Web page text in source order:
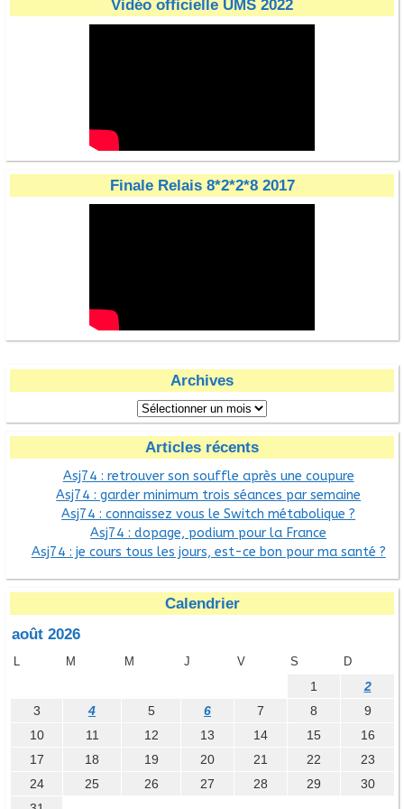
Vidéo officielle UMS 2022
Finale Relais 8*2*2*8 2017
Archives
Articles récents
Asj74 : retrouver son souffle après une coupure
Asj74 : garder minimum trois séances par semaine
Asj74 : connaissez vous le Switch métabolique ?
Asj74 : dopage, podium pour la France
Asj74 : je cours tous les jours, est-ce bon pour ma santé ?
Calendrier
août 2026
L M M J V S D
1
2
3
4 5 6 7 8
9
10
11 12 13 14 15
16
17
18 19 20 21 22
23
24
25 26 27 28 29
30